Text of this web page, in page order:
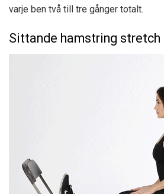
varje ben två till tre gånger totalt.
Sittande hamstring stretch II